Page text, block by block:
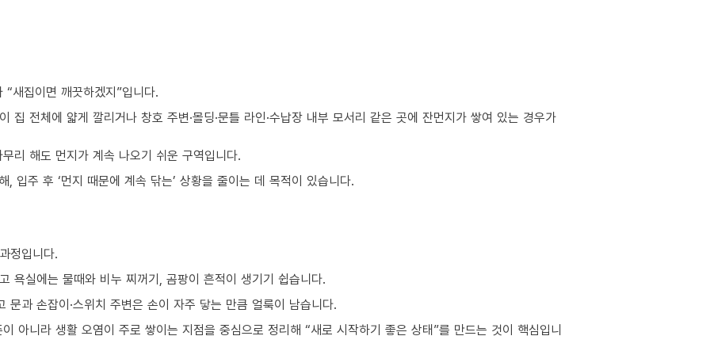
새집이면 깨끗하겠지”입니다.
집 전체에 얇게 깔리거나 창호 주변·몰딩·문틀 라인·수납장 내부 모서리 같은 곳에 잔먼지가 쌓여 있는 경우가
리 해도 먼지가 계속 나오기 쉬운 구역입니다.
, 입주 후 ‘먼지 때문에 계속 닦는’ 상황을 줄이는 데 목적이 있습니다.
정입니다.
욕실에는 물때와 비누 찌꺼기, 곰팡이 흔적이 생기기 쉽습니다.
문과 손잡이·스위치 주변은 손이 자주 닿는 만큼 얼룩이 남습니다.
아니라 생활 오염이 주로 쌓이는 지점을 중심으로 정리해 “새로 시작하기 좋은 상태”를 만드는 것이 핵심입니